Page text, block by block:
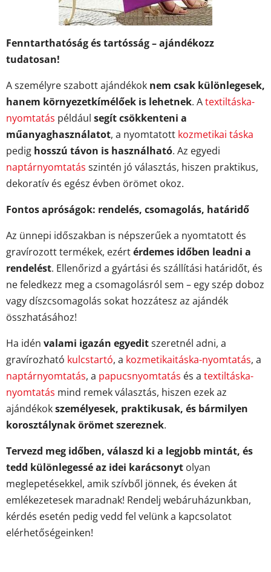
Fenntarthatóság és tartósság – ajándékozz
tudatosan!
A személyre szabott ajándékok nem csak különlegesek,
hanem környezetkímélőek is lehetnek. Atextiltáska-
nyomtatás például segít csökkenteni a
műanyaghasználatot, a nyomtatott kozmetikai táska
pedig hosszú távon is használható. Az egyedi
naptárnyomtatás szintén jó választás, hiszen praktikus,
dekoratív és egész évben örömet okoz.
Fontos apróságok: rendelés, csomagolás, határidő
Az ünnepi időszakban is népszerűek a nyomtatott és
gravírozott termékek, ezértérdemes időben leadni a
rendelést. Ellenőrizd a gyártási és szállítási határidőt, és
ne feledkezz meg a csomagolásról sem – egy szép doboz
vagy díszcsomagolás sokat hozzátesz az ajándék
összhatásához!
Ha idén valami igazán egyeditszeretnél adni, a
gravírozható kulcstartó, a kozmetikaitáska-nyomtatás, a
naptárnyomtatás, a papucsnyomtatás és a textiltáska-
nyomtatás mind remek választás, hiszen ezek az
ajándékokszemélyesek, praktikusak, és bármilyen
korosztálynak örömet szereznek.
Tervezd meg időben, válaszd ki a legjobb mintát, és
tedd különlegessé az idei karácsonyt olyan
meglepetésekkel, amik szívből jönnek, és éveken át
emlékezetesek maradnak! Rendelj webáruházunkban,
kérdés esetén pedig vedd fel velünk a kapcsolatot
elérhetőségeinken!